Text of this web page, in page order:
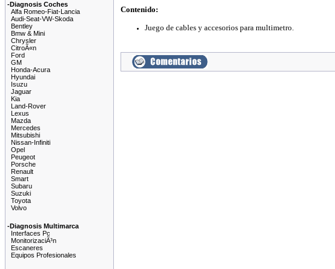
-Diagnosis Coches
Alfa Romeo-Fiat-Lancia
Audi-Seat-VW-Skoda
Bentley
Bmw & Mini
Chrysler
CitroÃ«n
Ford
GM
Honda-Acura
Hyundai
Isuzu
Jaguar
Kia
Land-Rover
Lexus
Mazda
Mercedes
Mitsubishi
Nissan-Infiniti
Opel
Peugeot
Porsche
Renault
Smart
Subaru
Suzuki
Toyota
Volvo
-Diagnosis Multimarca
Interfaces Pc
MonitorizaciÃ³n
Escaneres
Equipos Profesionales
Contenido:
Juego de cables y accesorios para multimetro.